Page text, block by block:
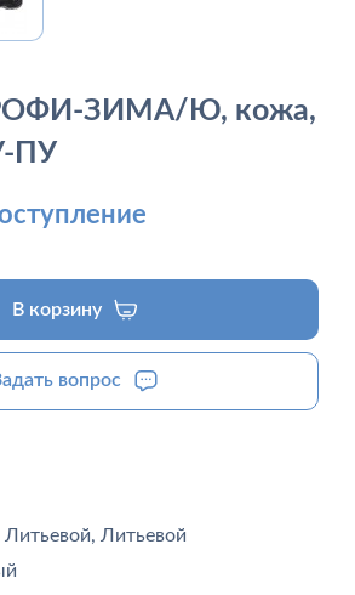
ЗИМА/Ю, кожа,
ПУ
В корзину
вопрос
Литьевой, Литьевой